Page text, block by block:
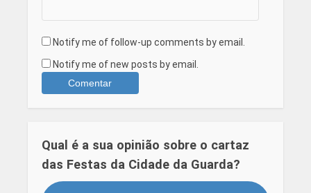
Notify me of follow-up comments by email.
Notify me of new posts by email.
Qual é a sua opinião sobre o cartaz
das Festas da Cidade da Guarda?